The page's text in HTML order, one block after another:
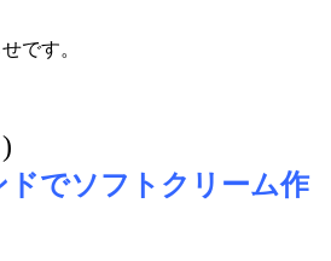
です。
でソフトクリーム作